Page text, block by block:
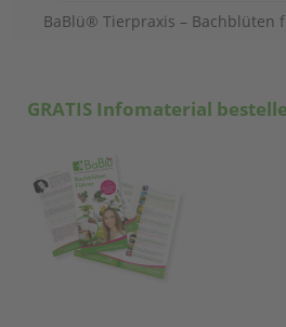
BaBlü® Tierpraxis – Bachblüten
GRATIS Infomaterial